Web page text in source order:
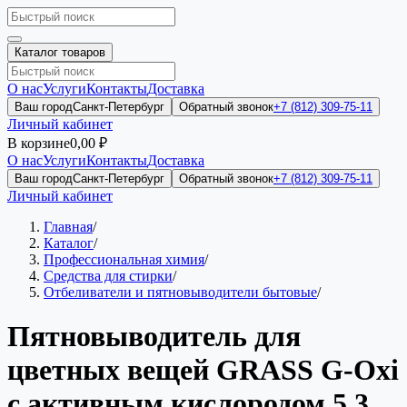
Каталог товаров
О насУслугиКонтактыДоставка
Ваш городСанкт-Петербург Обратный звонок+7 (812) 309-75-11
Личный кабинет
В корзине0,00 ₽
О насУслугиКонтактыДоставка
Ваш городСанкт-Петербург Обратный звонок+7 (812) 309-75-11
Личный кабинет
Главная/
Каталог/
Профессиональная химия/
Средства для стирки/
Отбеливатели и пятновыводители бытовые/
Пятновыводитель для
цветных вещей GRASS G-Oxi